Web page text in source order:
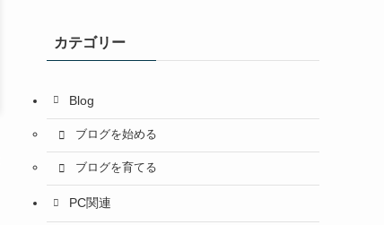
カテゴリー
Blog
ブログを始める
ブログを育てる
PC関連